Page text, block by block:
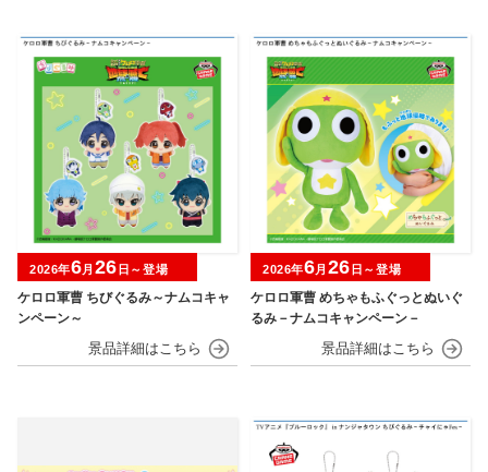
ケロロ軍曹 ちびぐるみ～ナムコキャ
ンペーン～
2026年6月 26 日～登場
ケロロ軍曹 めちゃもふぐっとぬいぐ
るみ－ナムコキャンペーン－
2026年6月 26 日～登場